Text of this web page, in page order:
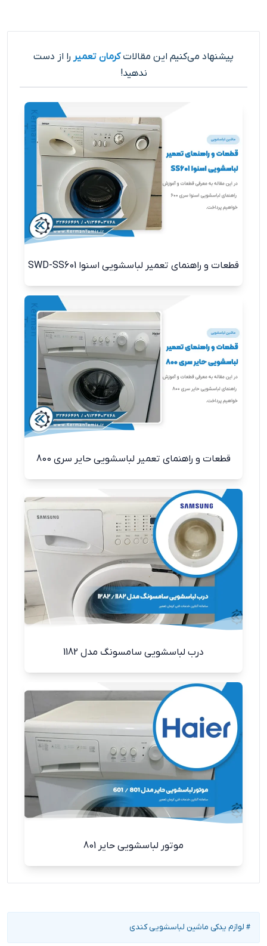
پیشنهاد می‌کنیم این مقالاتکرمان تعمیر را از دست
ندهید!
قطعات و راهنمای تعمیر لباسشویی اسنوا SWD-SS601
قطعات و راهنمای تعمیر لباسشویی حایر سری 800
درب لباسشویی سامسونگ مدل 1182
موتور لباسشویی حایر 801
# لوازم یدکی ماشین لباسشویی کندی